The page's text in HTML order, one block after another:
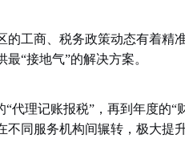
工商、税务政策动态有着精
“接地气”的解决方案。
代理记账报税”，再到年度的
同服务机构间辗转，极大提